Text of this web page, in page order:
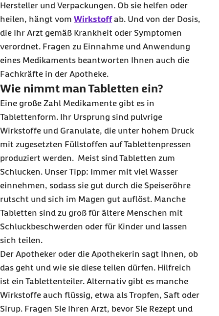
Hersteller und Verpackungen. Ob sie helfen oder
heilen, hängt vom Wirkstoffab. Und von der Dosis,
die Ihr Arzt gemäß Krankheit oder Symptomen
verordnet. Fragen zu Einnahme und Anwendung
eines Medikaments beantworten Ihnen auch die
Fachkräfte in der Apotheke.
Wie nimmt man Tabletten ein?
Eine große Zahl Medikamente gibt es in
Tablettenform. Ihr Ursprung sind pulvrige
Wirkstoffe und Granulate, die unter hohem Druck
mit zugesetzten Füllstoffen auf Tablettenpressen
produziert werden. Meist sind Tabletten zum
Schlucken. Unser Tipp: Immer mit viel Wasser
einnehmen, sodass sie gut durch die Speiseröhre
rutscht und sich im Magen gut auflöst. Manche
Tabletten sind zu groß für ältere Menschen mit
Schluckbeschwerden oder für Kinder und lassen
sich teilen.
Der Apotheker oder die Apothekerin sagt Ihnen, ob
das geht und wie sie diese teilen dürfen. Hilfreich
ist ein Tablettenteiler. Alternativ gibt es manche
Wirkstoffe auch flüssig, etwa als Tropfen, Saft oder
Sirup. Fragen Sie Ihren Arzt, bevor Sie Rezept und